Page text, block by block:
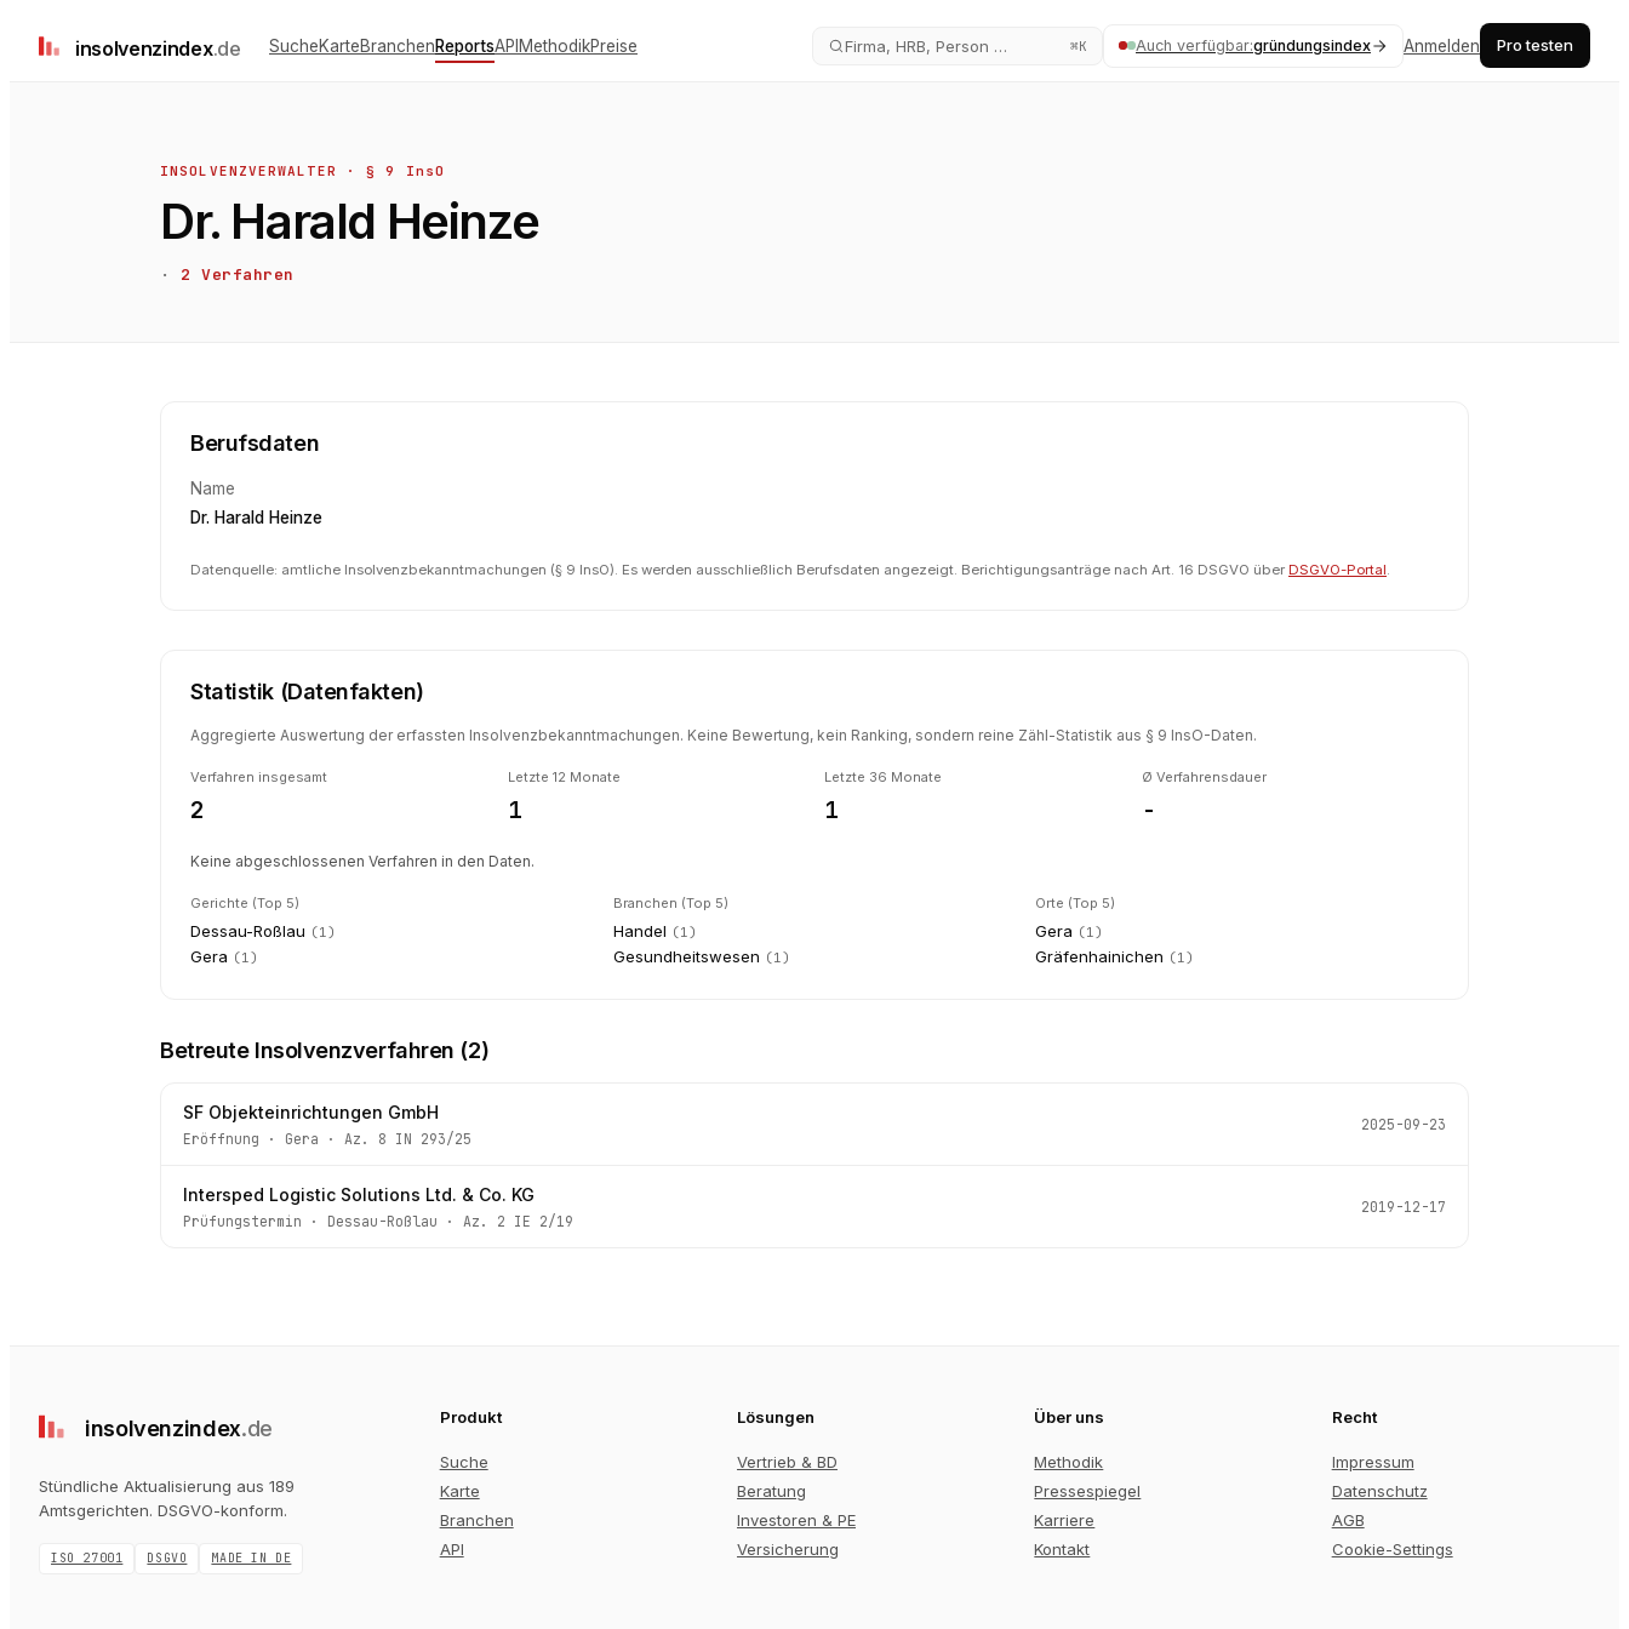
insolvenzindex.de SucheKarteBranchenReportsAPIMethodikPreise Firma, HRB, Person … ⌘K Auch verfügbar:gründungsindex Anmelden Pro testen
INSOLVENZVERWALTER · § 9 InsO
Dr. Harald Heinze
· 2 Verfahren
Berufsdaten
Name
Dr. Harald Heinze
Datenquelle: amtliche Insolvenzbekanntmachungen (§ 9 InsO). Es werden ausschließlich Berufsdaten angezeigt. Berichtigungsanträge nach Art. 16 DSGVO über DSGVO-Portal.
Statistik (Datenfakten)
Aggregierte Auswertung der erfassten Insolvenzbekanntmachungen. Keine Bewertung, kein Ranking, sondern reine Zähl-Statistik aus § 9 InsO-Daten.
Verfahren insgesamt
2
Letzte 12 Monate
1
Letzte 36 Monate
1
Ø Verfahrensdauer
-
Keine abgeschlossenen Verfahren in den Daten.
Gerichte (Top 5)
Dessau-Roßlau (1)
Gera (1)
Branchen (Top 5)
Handel (1)
Gesundheitswesen (1)
Orte (Top 5)
Gera (1)
Gräfenhainichen (1)
Betreute Insolvenzverfahren (2)
SF Objekteinrichtungen GmbH
Eröffnung · Gera · Az. 8 IN 293/25
2025-09-23
Intersped Logistic Solutions Ltd. & Co. KG
Prüfungstermin · Dessau-Roßlau · Az. 2 IE 2/19
2019-12-17
insolvenzindex.de
Stündliche Aktualisierung aus 189
Amtsgerichten. DSGVO-konform.
ISO 27001 DSGVO MADE IN DE
Produkt
Suche
Karte
Branchen
API
Lösungen
Vertrieb & BD
Beratung
Investoren & PE
Versicherung
Über uns
Methodik
Pressespiegel
Karriere
Kontakt
Recht
Impressum
Datenschutz
AGB
Cookie-Settings